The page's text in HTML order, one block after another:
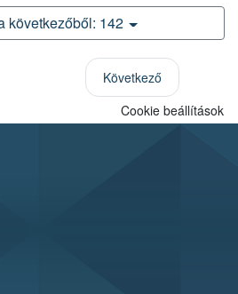
következőből: 142
Következő
Cookie beállítások